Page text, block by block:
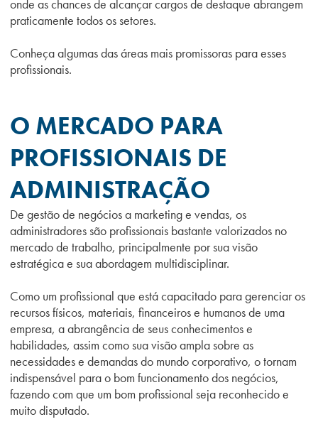
onde as chances de alcançar cargos de destaque abrangem
praticamente todos os setores.
Conheça algumas das áreas mais promissoras para esses
profissionais.
O MERCADO PARA
PROFISSIONAIS DE
ADMINISTRAÇÃO
De gestão de negócios a marketing e vendas, os
administradores são profissionais bastante valorizados no
mercado de trabalho, principalmente por sua visão
estratégica e sua abordagem multidisciplinar.
Como um profissional que está capacitado para gerenciar os
recursos físicos, materiais, financeiros e humanos de uma
empresa, a abrangência de seus conhecimentos e
habilidades, assim como sua visão ampla sobre as
necessidades e demandas do mundo corporativo, o tornam
indispensável para o bom funcionamento dos negócios,
fazendo com que um bom profissional seja reconhecido e
muito disputado.